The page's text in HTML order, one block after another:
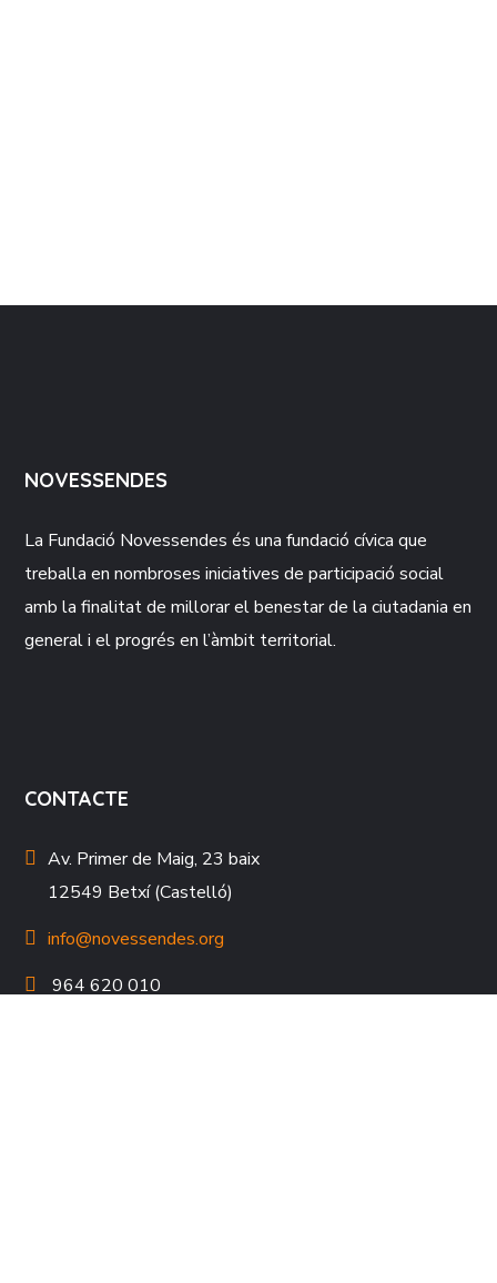
NOVESSENDES
La Fundació Novessendes és una fundació cívica que
treballa en nombroses iniciatives de participació social
amb la finalitat de millorar el benestar de la ciutadania en
general i el progrés en l’àmbit territorial.
CONTACTE
Av. Primer de Maig, 23 baix
12549 Betxí (Castelló)
info@novessendes.org
964 620 010